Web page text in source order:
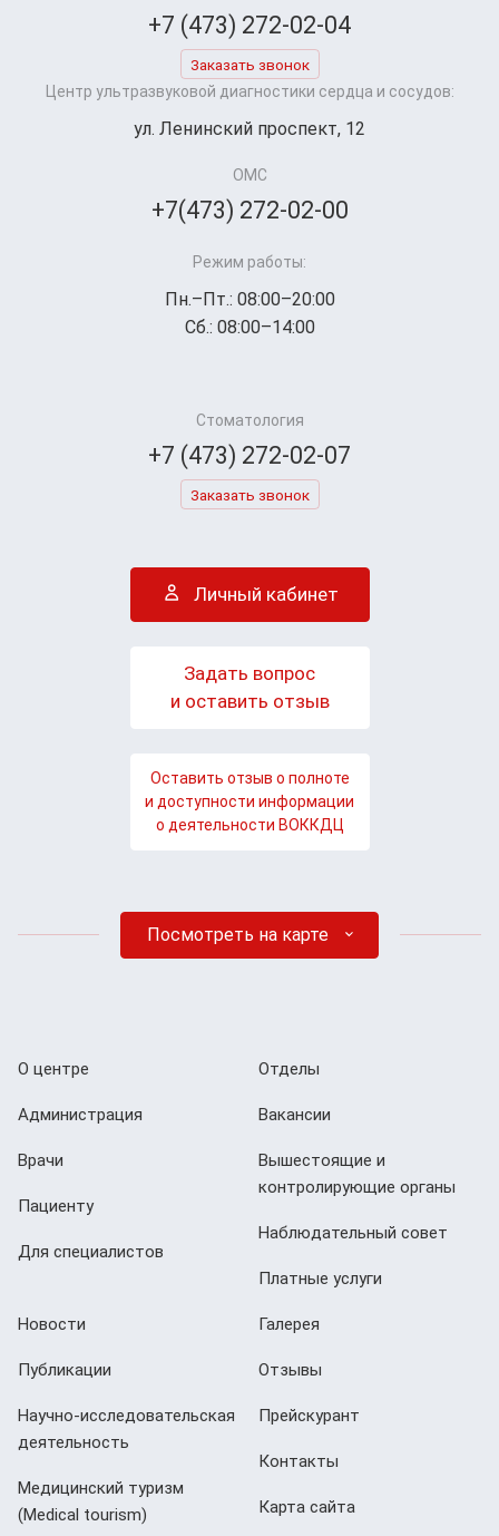
+7 (473) 272-02-04
Заказать звонок
Центр ультразвуковой диагностики сердца и сосудов:
ул. Ленинский проспект, 12
ОМС
+7(473) 272-02-00
Режим работы:
Пн.–Пт.: 08:00–20:00
Сб.: 08:00–14:00
Стоматология
+7 (473) 272-02-07
Заказать звонок
Личный кабинет
Задать вопрос
и оставить отзыв
Оставить отзыв о полноте
и доступности информации
о деятельности ВОККДЦ
Посмотреть на карте
О центре
Администрация
Врачи
Пациенту
Для специалистов
Отделы
Вакансии
Вышестоящие и
контролирующие органы
Наблюдательный совет
Платные услуги
Новости
Публикации
Научно-исследовательская
деятельность
Медицинский туризм
(Мedical tourism)
Галерея
Отзывы
Прейскурант
Контакты
Карта сайта